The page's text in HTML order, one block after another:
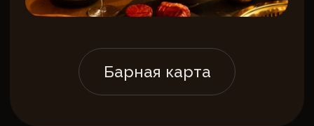
Даю согласие на обработку персональных данных
согласнополитике
Я согласен получать рекламную рассылку
Отправить заявку